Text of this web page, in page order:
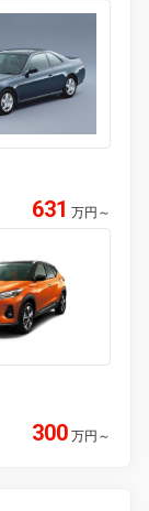
631 万円 ～
300 万円 ～